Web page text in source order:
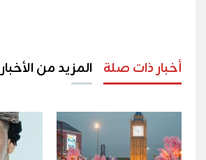
أخبار ذات صلة المزيد من الأخبار